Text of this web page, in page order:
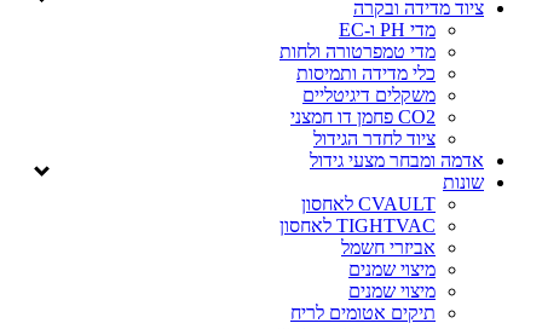
ציוד מדידה ובקרה
מדי PH ו-EC
מדי טמפרטורה ולחות
כלי מדידה ותמיסות
משקלים דיגיטליים
CO2 פחמן דו חמצני
ציוד לחדר הגידול
אדמה ומבחר מצעי גידול
שונות
CVAULT לאחסון
TIGHTVAC לאחסון
אביזרי חשמל
מיצוי שמנים
מיצוי שמנים
תיקים אטומים לריח